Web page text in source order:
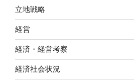
立地戦略
経営
経済・経営考察
経済社会状況